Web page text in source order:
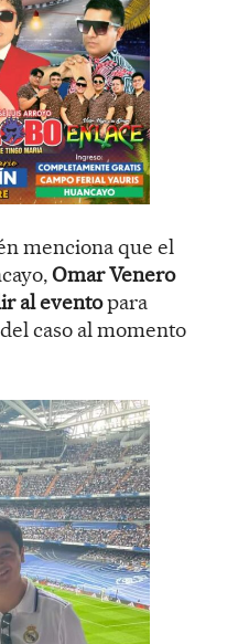
menciona que el
Omar Venero
al eventopara
caso al momento